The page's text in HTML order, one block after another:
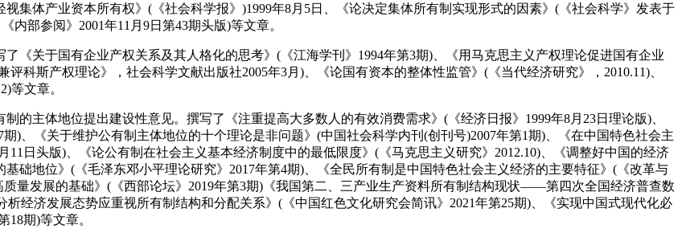
视集体产业资本所有权》(《社会科学报》)1999年8月5日、《论决定集体所有制实现形式的因素》(《社会科学》发表于
部参阅》2001年11月9日第43期头版)等文章。
了《关于国有企业产权关系及其人格化的思考》(《江海学刊》1994年第3期)、《用马克思主义产权理论促进国有企业
斯产权理论》，社会科学文献出版社2005年3月)、《论国有资本的整体性监管》(《当代经济研究》，2010.11)、
等文章。
的主体地位提出建设性意见。 撰写了《注重提高大多数人的有效消费需求》(《经济日报》1999年8月23日理论版)、
)、《关于维护公有制主体地位的十个理论是非问题》(中国社会科学内刊(创刊号)2007年第1期)、《在中国特色社会主
11日头版)、《论公有制在社会主义基本经济制度中的最低限度》(《马克思主义研究》2012.10)、《调整好中国的经济
地位》(《毛泽东邓小平理论研究》2017年第4期)、《全民所有制是中国特色社会主义经济的主要特征》(《改革与
量发展的基础》(《西部论坛》2019年第3期)《我国第二、三产业生产资料所有制结构现状——第四次全国经济普查数
经济发展态势应重视所有制结构和分配关系》(《中国红色文化研究会简讯》2021年第25期)、《实现中国式现代化必
期)等文章。